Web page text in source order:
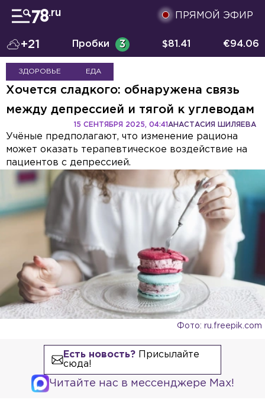
ПРЯМОЙ ЭФИР
+21 Пробки 3 $81.41 €94.06
ЗДОРОВЬЕ ЕДА
Хочется сладкого: обнаружена связь
между депрессией и тягой к углеводам
АНАСТАСИЯ ШИЛЯЕВА
15 СЕНТЯБРЯ 2025, 04:41
Учёные предполагают, что изменение рациона
может оказать терапевтическое воздействие на
пациентов с депрессией.
Фото: ru.freepik.com
Есть новость?Присылайте
сюда!
Читайте нас в мессенджере Max!